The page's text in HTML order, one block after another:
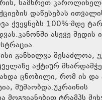
სამხრეთ
დაწესებას
ქვეყნებს 100%-მდე
ასევე შედის
განხილვა შესაძლოა,
აქტიურ
ცნობილი, რომ ის და
მუშაობდა.უკრაინის